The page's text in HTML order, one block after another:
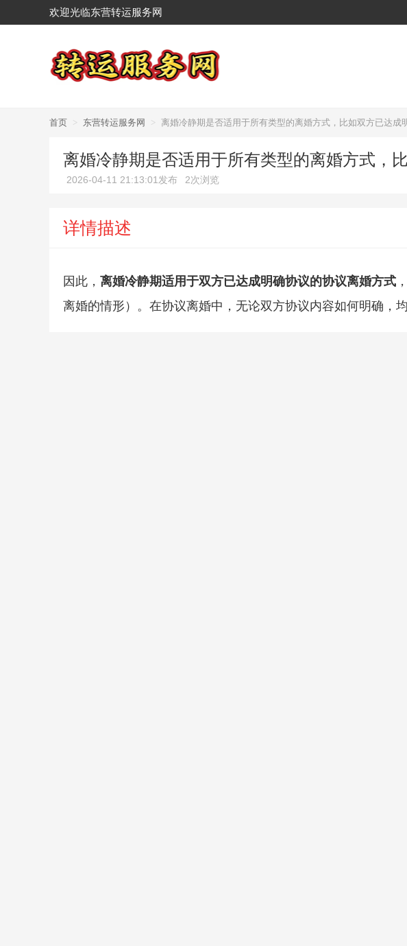
欢迎光临东营转运服务网
首页 > 东营转运服务网 > 离婚冷静期是否适用于所有类型的离婚方式，比如双方已达成
离婚冷静期是否适用于所有类型的离婚方式，
2026-04-11 21:13:01发布 2次浏览
详情描述
因此， 离婚冷静期适用于双方已达成明确协议的协议离婚方式
离婚的情形）。在协议离婚中，无论双方协议内容如何明确，